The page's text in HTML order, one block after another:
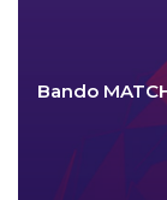
Bando